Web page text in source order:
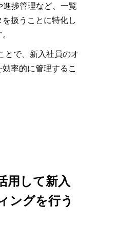
捗管理など、一覧
扱うことに特化し
とで、新入社員のオ
率的に管理するこ
して新入
ングを行う